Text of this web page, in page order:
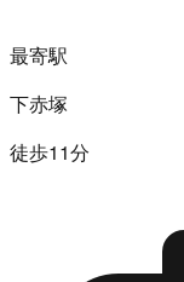
最寄駅
下赤塚
徒歩11分